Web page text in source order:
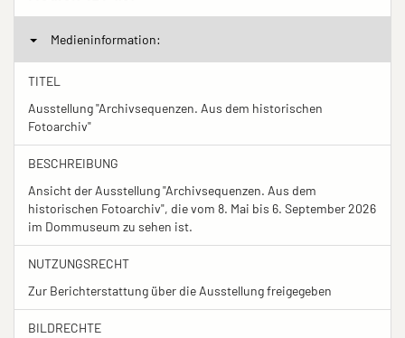
Medieninformation:
TITEL
Ausstellung "Archivsequenzen. Aus dem historischen
Fotoarchiv"
BESCHREIBUNG
Ansicht der Ausstellung "Archivsequenzen. Aus dem
historischen Fotoarchiv", die vom 8. Mai bis 6. September 2026
im Dommuseum zu sehen ist.
NUTZUNGSRECHT
Zur Berichterstattung über die Ausstellung freigegeben
BILDRECHTE